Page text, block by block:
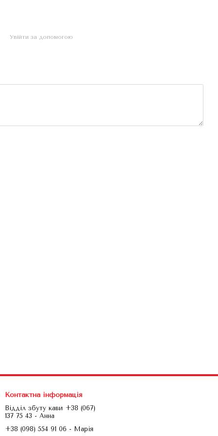
Увійти за допомогою
Контактна інформація
Відділ збуту кави +38 (067)
137 75 43 - Анна
+38 (098) 554 91 06 - Марія